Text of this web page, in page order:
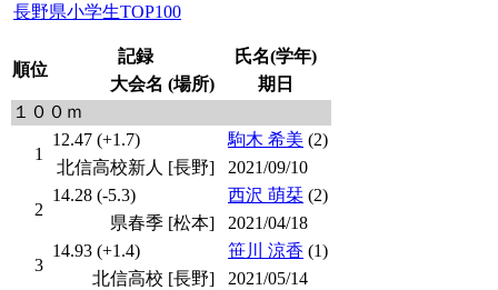
長野県小学生TOP100
順位
記録
氏名(学年)
大会名 (場所)
期日
１００ｍ
1
12.47 (+1.7) 駒木 希美 (2)
北信高校新人 [長野]
2021/09/10
2
14.28 (-5.3) 西沢 萌栞 (2)
県春季 [松本]
2021/04/18
3
14.93 (+1.4) 笹川 涼香 (1)
北信高校 [長野]
2021/05/14